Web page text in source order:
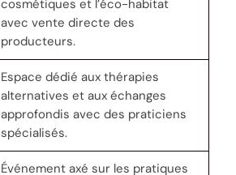
cosmétiques et l’éco-habitat
avec vente directe des
producteurs.
Espace dédié aux thérapies
alternatives et aux échanges
approfondis avec des praticiens
spécialisés.
Événement axé sur les pratiques